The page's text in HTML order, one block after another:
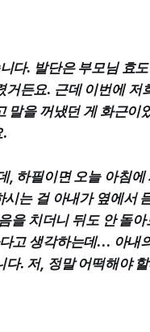
다. 발단은 부모님 효
든요. 근데 이번에 저
을 꺼냈던 게 화근이
.
, 하필이면 오늘 아침
는 걸 아내가 옆에서
을 치더니 뒤도 안 돌
고 생각하는데... 아내
다. 저, 정말 어떡해야